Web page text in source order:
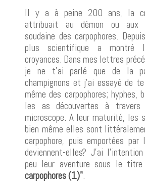
Il y a à peine 200 ans, la
attribuait au démon ou aux
soudaine des carpophores.
plus scientifique a montré
croyances. Dans mes lettres
je ne t'ai parlé que de la
champignons et j'ai essayé de
même des carpophores; hyphes,
les as découvertes à
microscope. A leur maturité, les
bien même elles sont
carpophore, puis emportées par
deviennent-elles? J'ai
peu leur aventure sous le titre
carpophores (1)".